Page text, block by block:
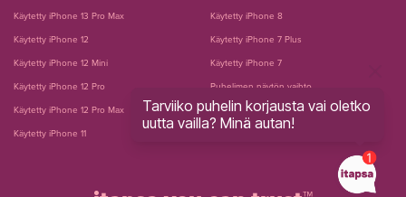
Käytetty iPhone 13 Pro Max
Käytetty iPhone 12
Käytetty iPhone 12 Mini
Käytetty iPhone 12 Pro
Käytetty iPhone 12 Pro Max
Käytetty iPhone 11
Käytetty iPhone 8
Käytetty iPhone 7 Plus
Käytetty iPhone 7
Puhelimen näytön vaihto
Puhelimen akun vaihto
Tarviiko puhelin korjausta vai oletko
uutta vailla? Minä autan!